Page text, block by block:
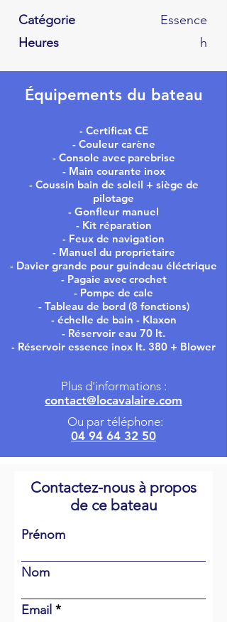
Catégorie
Essence
Heures
h
Équipements du bateau
- Certificat CE
- Couleur carène
- Console avec parebrise
- Main courante inox
- Coussin bain de soleil + siège de
pilotage
- Gonfleur manuel
- Kit réparation
- Feux de navigation
- Manuel du proprietaire
- Davier grande pour guindeau éléctrique
- Pagaie avec crochet
- Pompe de cale
- Tableau de bord (8 fonctions)
- échelle de bain - Klaxon
- Réservoir eau 70 lt.
- Réservoir essence inox lt. 380 + Blower
Plus d'informations :
contact@locavalaire.com
Ou par téléphone:
04 94 64 32 50
Contactez-nous à propos
de ce bateau
Prénom
Nom
Email